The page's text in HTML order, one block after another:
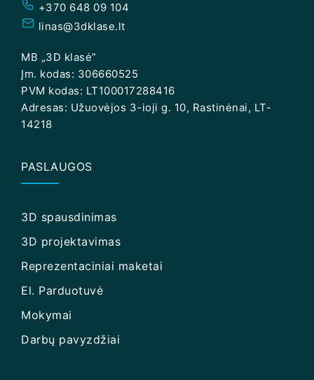
+370 648 09 104
linas@3dklase.lt
MB „3D klasė”
Įm. kodas: 306660525
PVM kodas: LT100017288416
Adresas: Užuovėjos 3-ioji g. 10, Rastinėnai, LT-
14218
PASLAUGOS
3D spausdinimas
3D projektavimas
Reprezentaciniai maketai
El. Parduotuvė
Mokymai
Darbų pavyzdžiai